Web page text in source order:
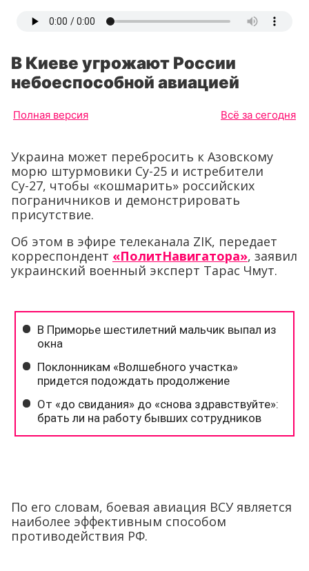
В Киеве угрожают России
небоеспособной авиацией
Полная версия Всё за сегодня
Украина может перебросить к Азовскому
морю штурмовики Су-25 и истребители
Су-27, чтобы «кошмарить» российских
пограничников и демонстрировать
присутствие.
Об этом в эфире телеканала ZIK, передает
корреспондент «ПолитНавигатора», заявил
украинский военный эксперт Тарас Чмут.
По его словам, боевая авиация ВСУ является
наиболее эффективным способом
противодействия РФ.